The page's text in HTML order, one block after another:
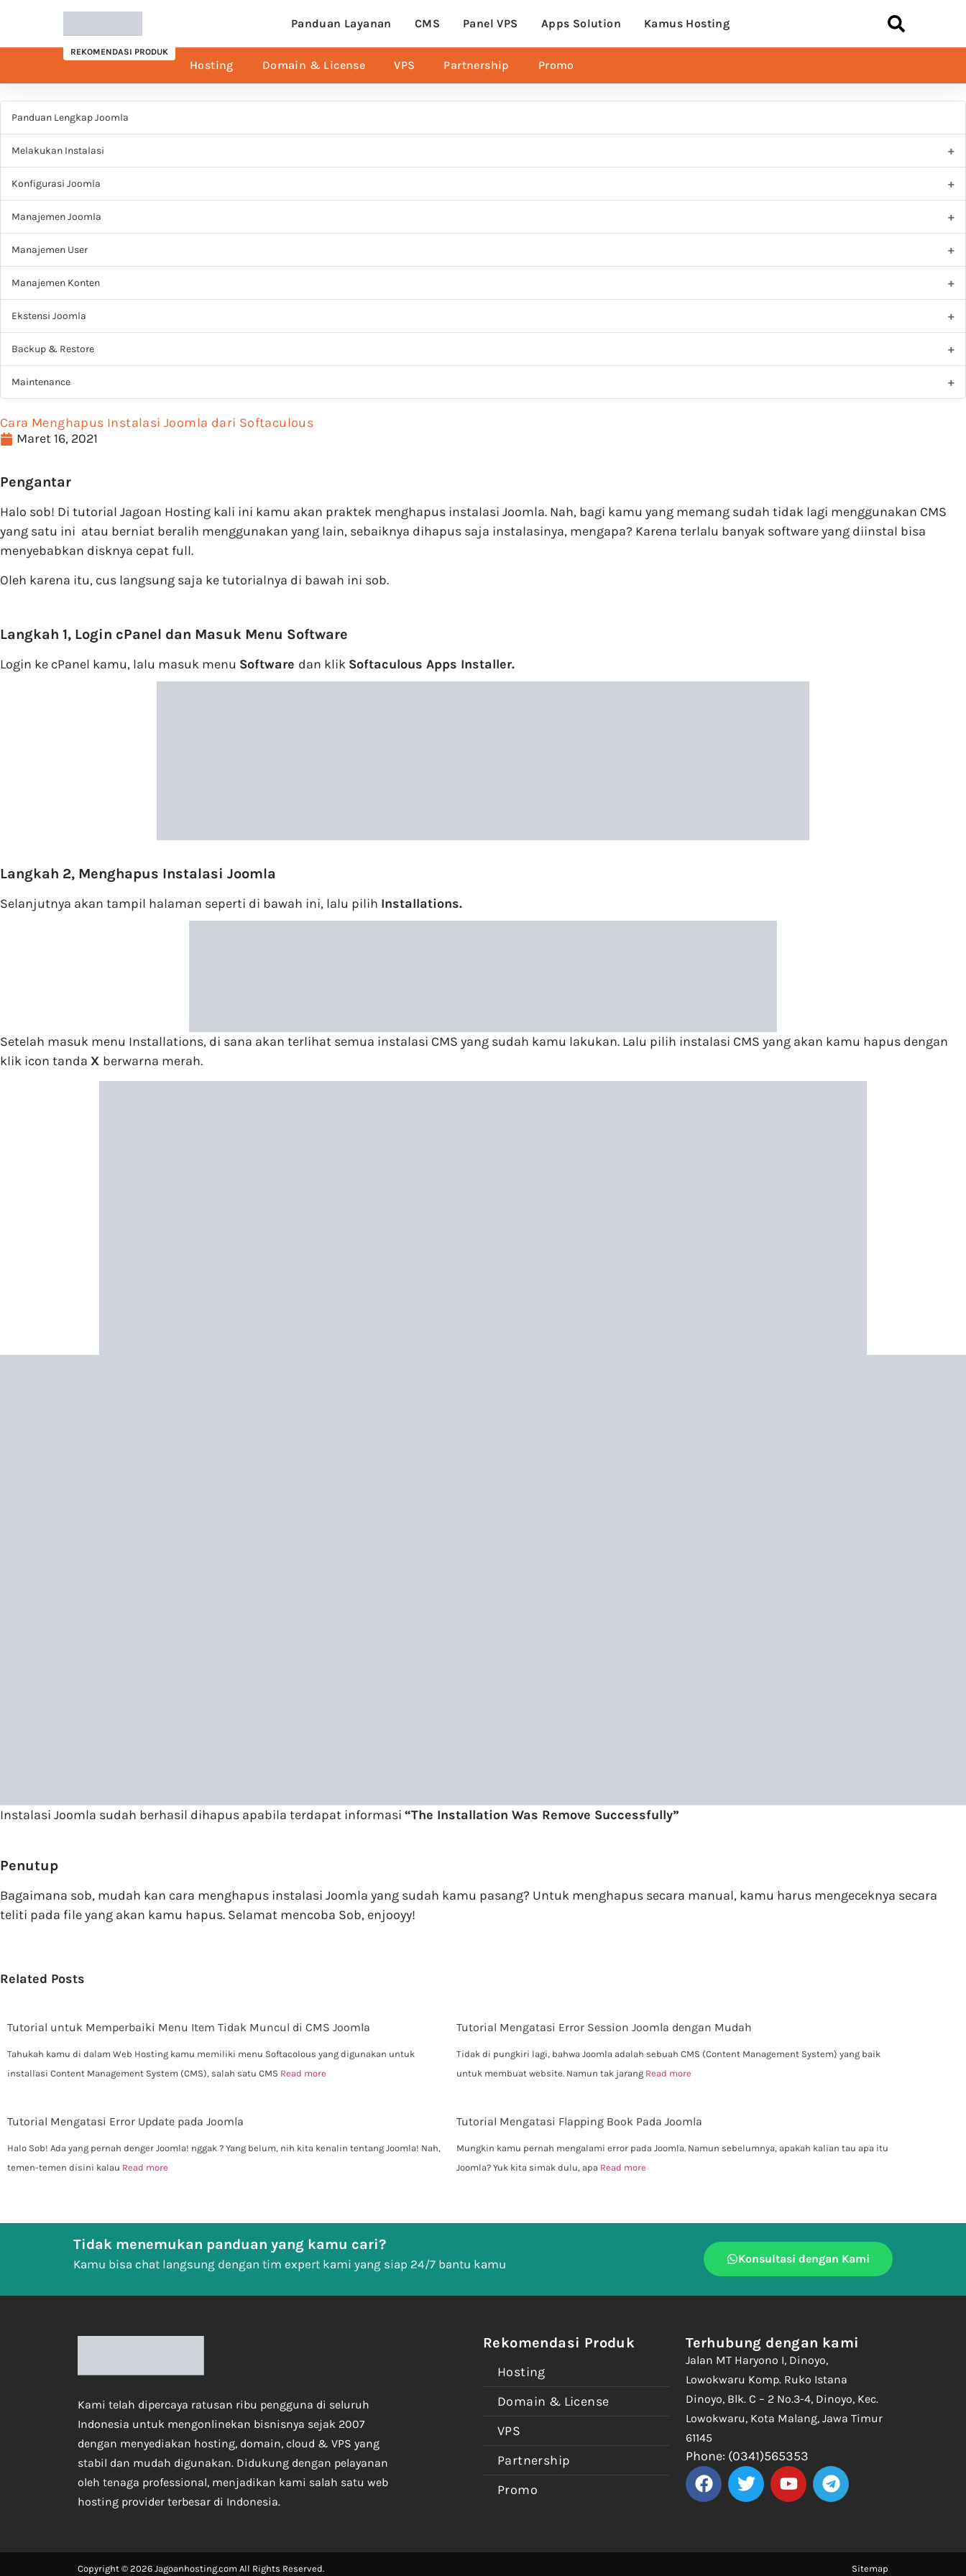
Panduan Layanan CMS Panel VPS Apps Solution Kamus Hosting
REKOMENDASI PRODUK
Hosting Domain & License VPS Partnership Promo
Panduan Lengkap Joomla
Melakukan Instalasi
Konfigurasi Joomla
Manajemen Joomla
Manajemen User
Manajemen Konten
Ekstensi Joomla
Backup & Restore
Maintenance
Cara Menghapus Instalasi Joomla dari Softaculous
Maret 16, 2021
Pengantar
Halo sob! Di tutorial Jagoan Hosting kali ini kamu akan praktek menghapus instalasi Joomla. Nah, bagi kamu yang memang sudah tidak lagi menggunakan CMS
yang satu ini atau berniat beralih menggunakan yang lain, sebaiknya dihapus saja instalasinya, mengapa? Karena terlalu banyak software yang diinstal bisa
menyebabkan disknya cepat full.
Oleh karena itu, cus langsung saja ke tutorialnya di bawah ini sob.
Langkah 1, Login cPanel dan Masuk Menu Software
Login ke cPanel kamu, lalu masuk menu Software dan klik Softaculous Apps Installer.
Langkah 2, Menghapus Instalasi Joomla
Selanjutnya akan tampil halaman seperti di bawah ini, lalu pilih Installations.
Setelah masuk menu Installations, di sana akan terlihat semua instalasi CMS yang sudah kamu lakukan. Lalu pilih instalasi CMS yang akan kamu hapus dengan
klik icon tanda X berwarna merah.
Instalasi Joomla sudah berhasil dihapus apabila terdapat informasi “The Installation Was Remove Successfully”
Penutup
Bagaimana sob, mudah kan cara menghapus instalasi Joomla yang sudah kamu pasang? Untuk menghapus secara manual, kamu harus mengeceknya secara
teliti pada file yang akan kamu hapus. Selamat mencoba Sob, enjooyy!
Related Posts
Tutorial untuk Memperbaiki Menu Item Tidak Muncul di CMS Joomla
Tahukah kamu di dalam Web Hosting kamu memiliki menu Softacolous yang digunakan untuk
installasi Content Management System (CMS), salah satu CMS Read more
Tutorial Mengatasi Error Session Joomla dengan Mudah
Tidak di pungkiri lagi, bahwa Joomla adalah sebuah CMS (Content Management System) yang baik
untuk membuat website. Namun tak jarang Read more
Tutorial Mengatasi Error Update pada Joomla
Halo Sob! Ada yang pernah denger Joomla! nggak ? Yang belum, nih kita kenalin tentang Joomla! Nah,
temen-temen disini kalau Read more
Tutorial Mengatasi Flapping Book Pada Joomla
Mungkin kamu pernah mengalami error pada Joomla. Namun sebelumnya, apakah kalian tau apa itu
Joomla? Yuk kita simak dulu, apa Read more
Tidak menemukan panduan yang kamu cari?
Kamu bisa chat langsung dengan tim expert kami yang siap 24/7 bantu kamu Konsultasi dengan Kami
Kami telah dipercaya ratusan ribu pengguna di seluruh
Indonesia untuk mengonlinekan bisnisnya sejak 2007
dengan menyediakan hosting, domain, cloud & VPS yang
stabil dan mudah digunakan. Didukung dengan pelayanan
oleh tenaga professional, menjadikan kami salah satu web
hosting provider terbesar di Indonesia.
Rekomendasi Produk
Hosting
Domain & License
VPS
Partnership
Promo
Terhubung dengan kami
Jalan MT Haryono I, Dinoyo,
Lowokwaru Komp. Ruko Istana
Dinoyo, Blk. C – 2 No.3-4, Dinoyo, Kec.
Lowokwaru, Kota Malang, Jawa Timur
61145
Phone: (0341)565353
Copyright © 2026 Jagoanhosting.com All Rights Reserved. Sitemap